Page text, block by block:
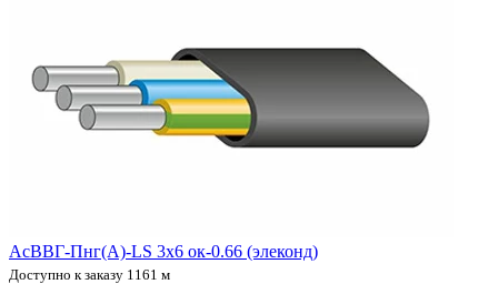
АсВВГ-Пнг(А)-LS 3х6 ок-0.66 (элеконд)
Доступно к заказу 1161 м